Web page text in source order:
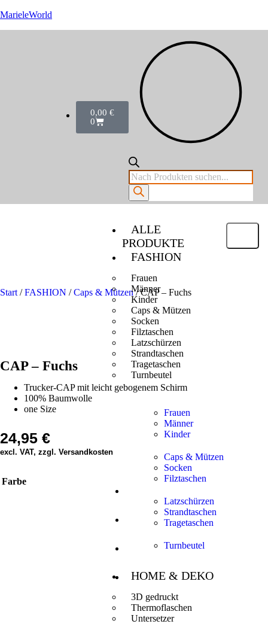
MarieleWorld
0,00 €
0
ALLE
PRODUKTE
FASHION
Frauen
Männer
Kinder
Caps & Mützen
Socken
Filztaschen
Latzschürzen
Strandtaschen
Tragetaschen
Turnbeutel
Frauen
Männer
Kinder
Caps & Mützen
Socken
Filztaschen
Latzschürzen
Strandtaschen
Tragetaschen
Turnbeutel
HOME & DEKO
3D gedruckt
Thermoflaschen
Untersetzer
Start /FASHION /Caps & Mützen/ CAP – Fuchs
CAP – Fuchs
Trucker-CAP mit leicht gebogenem Schirm
100% Baumwolle
one Size
24,95 €
excl. VAT, zzgl. Versandkosten
Farbe